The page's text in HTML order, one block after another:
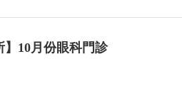
】10月份眼科門診